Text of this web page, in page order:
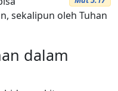
sekalipun oleh Tuhan
dalam